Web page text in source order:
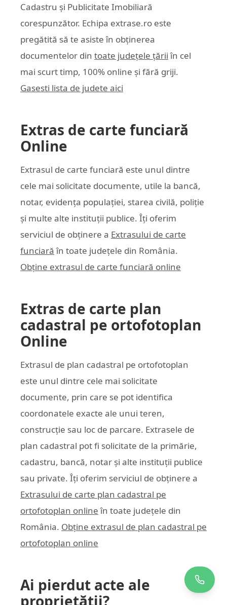
Cadastru și Publicitate Imobiliară
corespunzător. Echipa extrase.ro este
pregătită să te asiste în obținerea
documentelor din toate județele țării în cel
mai scurt timp, 100% online și fără griji.
Gasesti lista de judete aici
Extras de carte funciară
Online
Extrasul de carte funciară este unul dintre
cele mai solicitate documente, utile la bancă,
notar, evidența populației, starea civilă, poliție
și multe alte instituții publice. Îți oferim
serviciul de obținere a Extrasului de carte
funciară în toate județele din România.
Obține extrasul de carte funciară online
Extras de carte plan
cadastral pe ortofotoplan
Online
Extrasul de plan cadastral pe ortofotoplan
este unul dintre cele mai solicitate
documente, prin care se pot identifica
coordonatele exacte ale unui teren,
construcție sau loc de parcare. Extrasele de
plan cadastral pot fi solicitate de la primărie,
cadastru, bancă, notar și alte instituții publice
sau private. Îți oferim serviciul de obținere a
Extrasului de carte plan cadastral pe
ortofotoplan online în toate județele din
România. Obține extrasul de plan cadastral pe
ortofotoplan online
Ai pierdut acte ale
proprietății?